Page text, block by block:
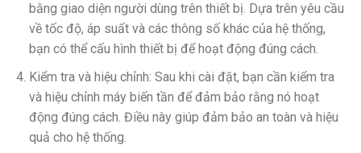
bằng giao diện người dùng trên thiết bị. Dựa trên yêu cầu
về tốc độ, áp suất và các thông số khác của hệ thống,
bạn có thể cấu hình thiết bị để hoạt động đúng cách.
Kiểm tra và hiệu chỉnh: Sau khi cài đặt, bạn cần kiểm tra
và hiệu chỉnh máy biến tần để đảm bảo rằng nó hoạt
động đúng cách. Điều này giúp đảm bảo an toàn và hiệu
quả cho hệ thống.